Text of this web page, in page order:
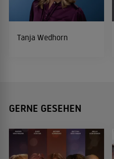
Tanja Wedhorn
GERNE GESEHEN